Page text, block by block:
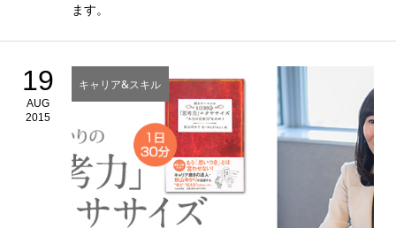
ます。
19
AUG
2015
キャリア&スキル